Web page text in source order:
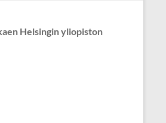
Helsingin yliopiston